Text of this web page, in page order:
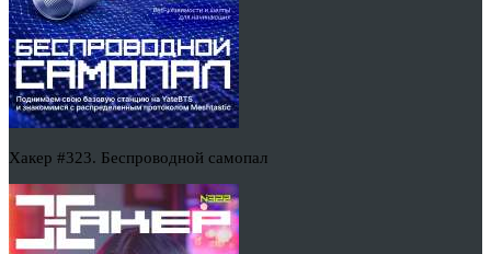
Хакер #323. Беспроводной самопал